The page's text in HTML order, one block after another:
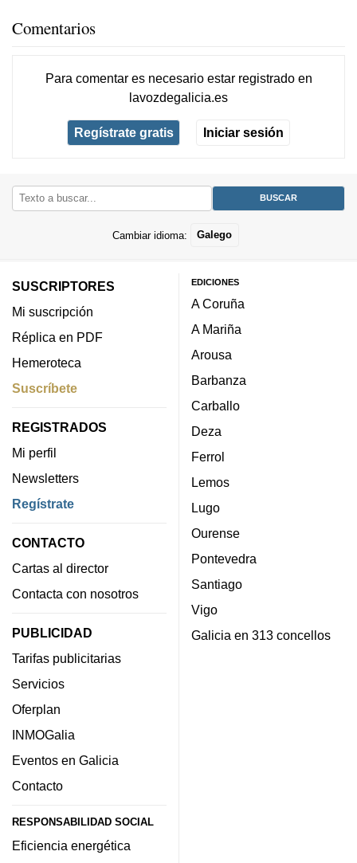
Comentarios
Para comentar es necesario estar registradoen
lavozdegalicia.es
Regístrate gratis Iniciar sesión
Cambiar idioma: Galego
SUSCRIPTORES
Mi suscripción
Réplica en PDF
Hemeroteca
Suscríbete
REGISTRADOS
Mi perfil
Newsletters
Regístrate
CONTACTO
Cartas al director
Contacta con nosotros
PUBLICIDAD
Tarifas publicitarias
Servicios
Oferplan
INMOGalia
Eventos en Galicia
Contacto
RESPONSABILIDAD SOCIAL
Eficiencia energética
EDICIONES
A Coruña
A Mariña
Arousa
Barbanza
Carballo
Deza
Ferrol
Lemos
Lugo
Ourense
Pontevedra
Santiago
Vigo
Galicia en 313 concellos